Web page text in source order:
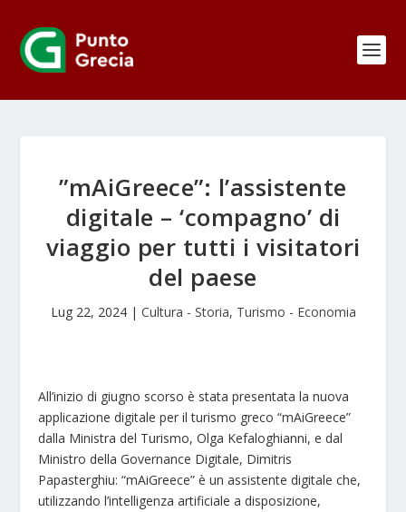
”mAiGreece”: l’assistente
digitale – ‘compagno’ di
viaggio per tutti i visitatori
del paese
Lug 22, 2024| Cultura - Storia, Turismo - Economia
All’inizio di giugno scorso è stata presentata la nuova
applicazione digitale per il turismo greco “mAiGreece”
dalla Ministra del Turismo, Olga Kefaloghianni, e dal
Ministro della Governance Digitale, Dimitris
Papasterghiu: “mAiGreece” è un assistente digitale che,
utilizzando l’intelligenza artificiale a disposizione,